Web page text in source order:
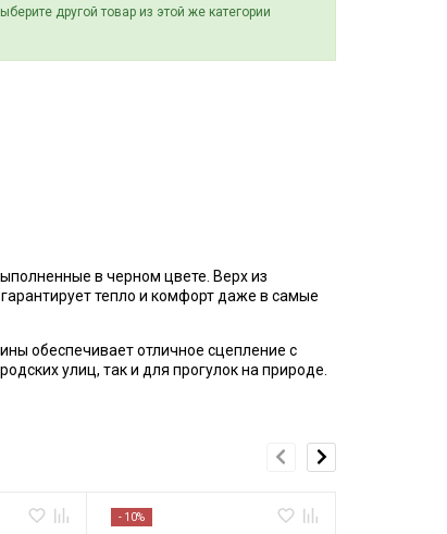
другой товар из этой же категории
в черном цвете. Верх из
тепло и комфорт даже в самые
обеспечивает отличное сцепление с
улиц, так и для прогулок на природе.
- 10%